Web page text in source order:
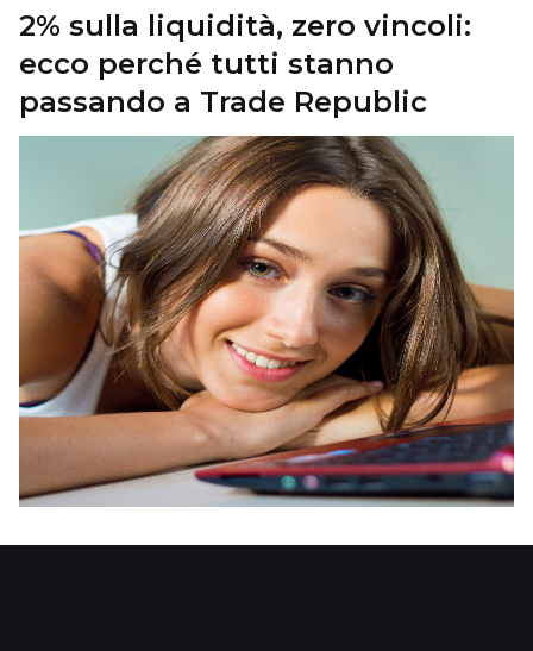
2% sulla liquidità, zero vincoli:
ecco perché tutti stanno
passando a Trade Republic